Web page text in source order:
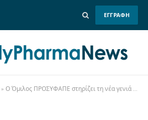
ΕΓΓΡΑΦΗ
» Ο Όμιλος ΠΡΟΣΥΦΑΠΕ στηρίζει τη νέα γενιά φαρμακοποιών